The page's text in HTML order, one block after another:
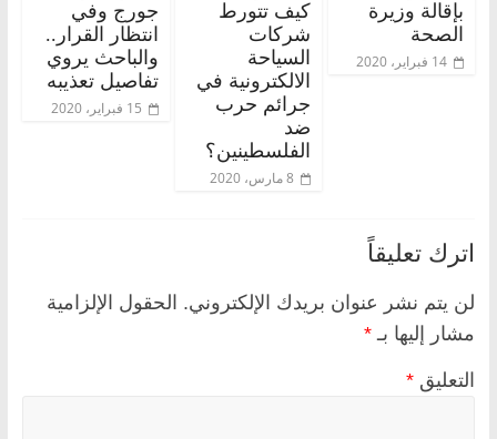
بإقالة وزيرة
الصحة
14 فبراير، 2020
كيف تتورط
شركات
السياحة
الالكترونية في
جرائم حرب
ضد
الفلسطينين؟
8 مارس، 2020
جورج وفي
انتظار القرار..
والباحث يروي
تفاصيل تعذيبه
15 فبراير، 2020
اترك تعليقاً
لن يتم نشر عنوان بريدك الإلكتروني. الحقول الإلزامية
مشار إليها بـ *
التعليق *